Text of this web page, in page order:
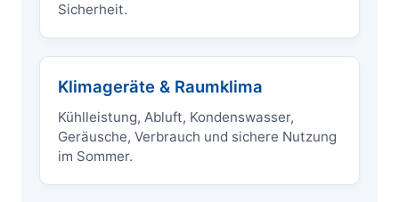
Sicherheit.
Klimageräte & Raumklima
Kühlleistung, Abluft, Kondenswasser,
Geräusche, Verbrauch und sichere Nutzung
im Sommer.